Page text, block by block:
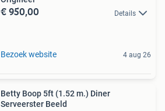
€ 950,00 Details
Bezoek website 4 aug 26
Betty Boop 5ft (1.52 m.) Diner
Serveerster Beeld